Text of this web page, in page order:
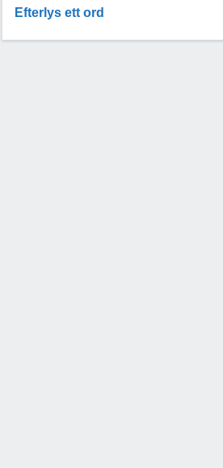
Efterlys ett ord